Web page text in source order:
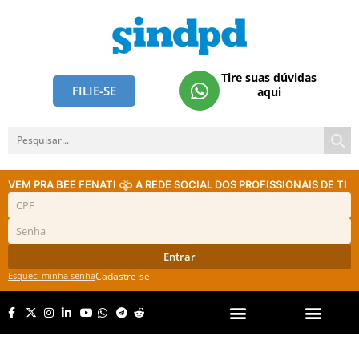
FILIE-SE
Tire suas dúvidas
aqui
VEM PRA BEE FENATI A REDE SOCIAL DOS PROFISSIONAIS DE TI
Entrar
Esqueci minha senhaCadastre-se